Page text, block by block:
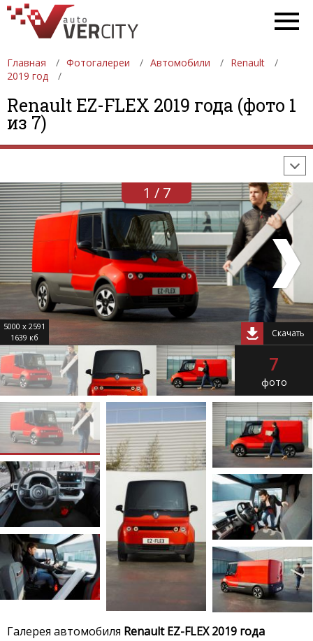
Главная Фотогалереи Автомобили
Renault
2019 год
Renault EZ-FLEX 2019 года (фото 1
из 7)
ФОТОГАЛЕРЕИ АВТОМОБИЛИ
ДЕВУШКИ
АВТОСАЛОНЫ
1 / 7
5000 x 2591
1639 кб
Скачать
7
фото
Галерея автомобиля Renault EZ-FLEX 2019 года